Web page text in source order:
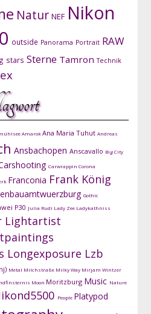
Natur NEF Nikon
outside Panorama Portrait RAW
stars Sterne Tamron Technik
AmarokAna Maria Tuhut Andreas
Ansbachopen Anscavallo Big City
Carwrappin Corona
Franconia Frank König
Gothic
P30 Julia Rudi Lady Zee Ladykathniss
Lightartist
Longexposure Lzb
Metal Milchstraße Milky Way Mirjam Wintzer
Moon Moritzburg Music Nature
People Platypod